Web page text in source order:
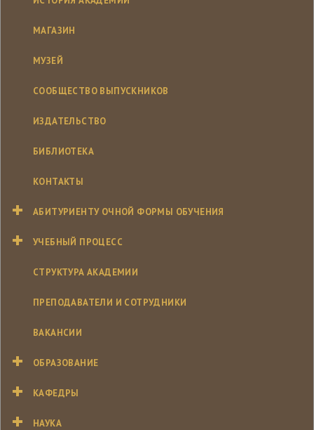
МАГАЗИН
МУЗЕЙ
СООБЩЕСТВО ВЫПУСКНИКОВ
ИЗДАТЕЛЬСТВО
БИБЛИОТЕКА
КОНТАКТЫ
АБИТУРИЕНТУ ОЧНОЙ ФОРМЫ ОБУЧЕНИЯ
УЧЕБНЫЙ ПРОЦЕСС
СТРУКТУРА АКАДЕМИИ
ПРЕПОДАВАТЕЛИ И СОТРУДНИКИ
ВАКАНСИИ
ОБРАЗОВАНИЕ
КАФЕДРЫ
НАУКА